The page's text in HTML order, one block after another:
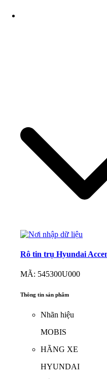
Rô tin trụ Hyundai
MÃ: 545300U000
Thông tin sản phẩm
Nhãn hiệu
MOBIS
HÃNG XE
HYUNDAI